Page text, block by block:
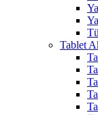
Tablet